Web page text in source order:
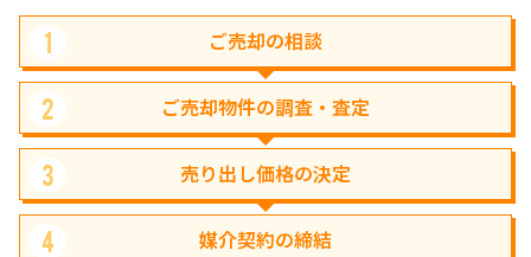
ご売却の相談
2 ご売却物件の調査・査定
3 売り出し価格の決定
4 媒介契約の締結